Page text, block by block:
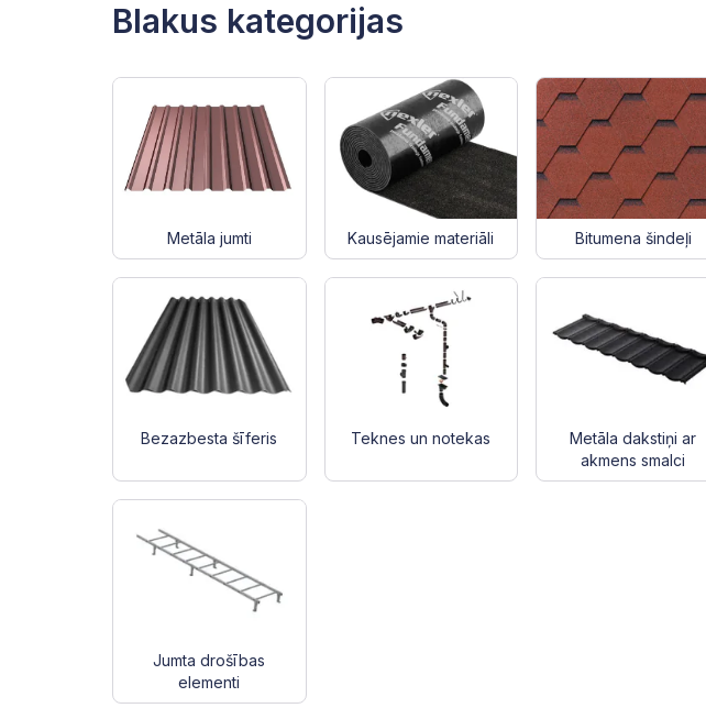
Blakus kategorijas
Metāla jumti Kausējamie materiāli Bitumena šindeļi
Bezazbesta šīferis Teknes un notekas
Metāla dakstiņi ar
akmens smalci
Jumta drošības
elementi